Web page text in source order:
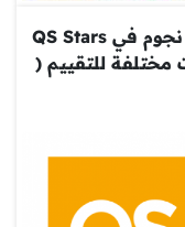
حصول جامعة الكفيل على تقييم 3 نجوم في QS Stars